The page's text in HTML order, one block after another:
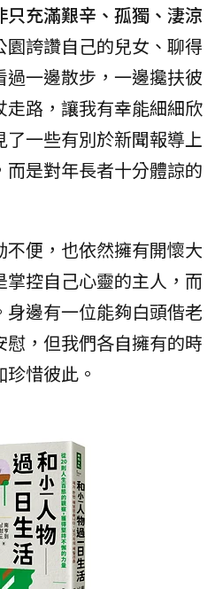
充滿艱辛、孤獨、淒涼
園誇讚自己的兒女、聊得
一邊散步，一邊攙扶彼
路，讓我有幸能細細欣
一些有別於新聞報導上
是對年長者十分體諒的
便，也依然擁有開懷大
控自己心靈的主人，而
邊有一位能夠白頭偕老
，但我們各自擁有的時
惜彼此。